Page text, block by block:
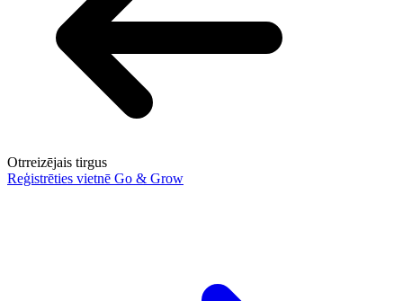
Otrreizējais tirgus
Reģistrēties vietnē Go & Grow